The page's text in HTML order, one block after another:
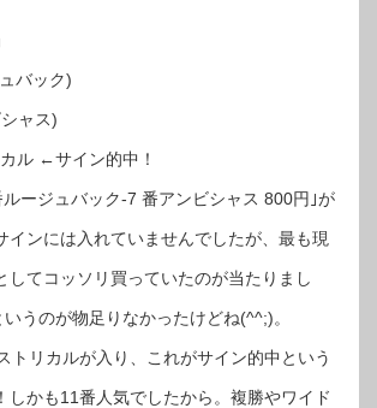
バック)
ャス)
ル ←サイン的中！
ージュバック‐7 番アンビシャス 800円｣が
インには入れていませんでしたが、最も現
してコッソリ買っていたのが当たりまし
うのが物足りなかったけどね(^^;)。
トリカルが入り、これがサイン的中という
しかも11番人気でしたから。複勝やワイド